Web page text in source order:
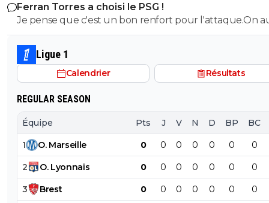
joueurs absents.Mais ceux qui esperent avoir du
jeu n'ont pas brillé
Ferran Torres a choisi le PSG !
Je pense que c'est un bon renfort pour l'attaque.On
solutions d'axe comme avant avec DEmbelé et Ramos
Ligue 1
Calendrier Résultats
REGULAR SEASON
Équipe Pts J V N D BP BC
1 O. Marseille 0 0 0 0 0 0 0
2 O. Lyonnais 0 0 0 0 0 0 0
3 Brest 0 0 0 0 0 0 0